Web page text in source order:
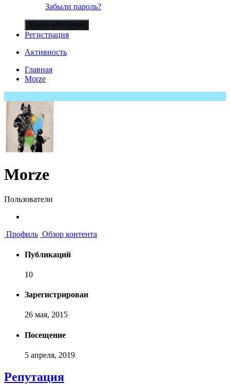
Забыли пароль?
Sign in with Steam
Регистрация
Активность
Главная
Morze
Morze
Пользователи
Профиль Обзор контента
Публикаций
10
Зарегистрирован
26 мая, 2015
Посещение
5 апреля, 2019
Репутация